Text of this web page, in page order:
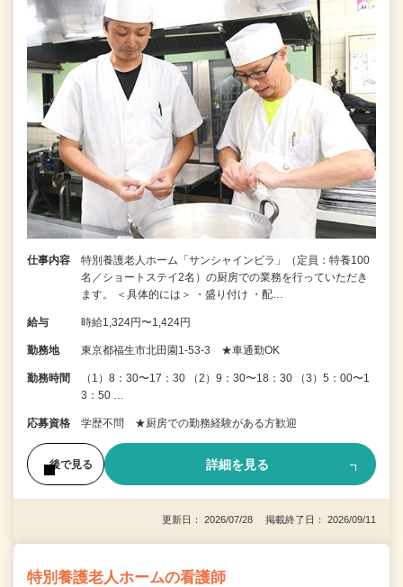
仕事内容
特別養護老人ホーム「サンシャインビラ」（定員：特養100
名／ショートステイ2名）の厨房での業務を行っていただき
ます。 ＜具体的には＞ ・盛り付け ・配…
給与 時給1,324円〜1,424円
勤務地 東京都福生市北田園1-53-3 ★車通勤OK
勤務時間
（1）8：30〜17：30 （2）9：30〜18：30 （3）5：00〜1
3：50 …
応募資格 学歴不問 ★厨房での勤務経験がある方歓迎
後で見る 詳細を見る
更新日： 2026/07/28 掲載終了日： 2026/09/11
特別養護老人ホームの看護師